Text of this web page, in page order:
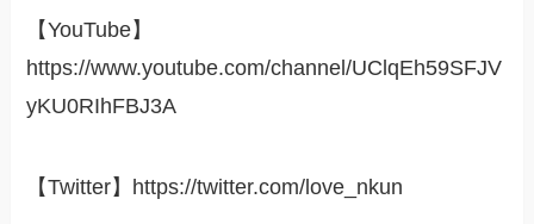
【YouTube】
https://www.youtube.com/channel/UClqEh59SFJV
yKU0RIhFBJ3A
【Twitter】https://twitter.com/love_nkun